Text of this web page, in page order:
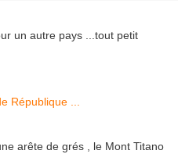
un autre pays ...tout petit
arête de grés , le Mont Titano